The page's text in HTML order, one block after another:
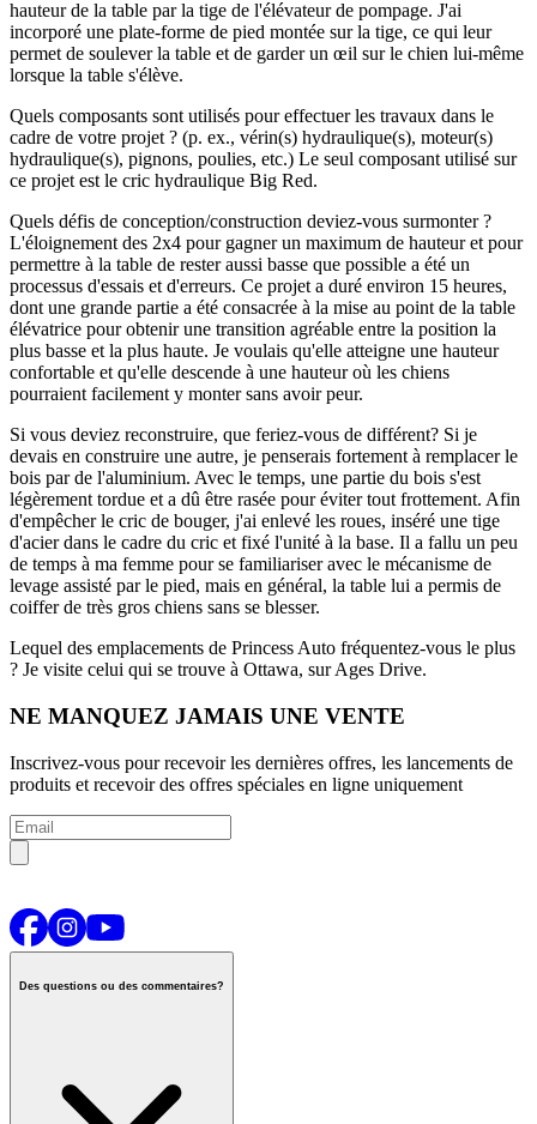
hauteur de la table par la tige de l'élévateur de pompage. J'ai
incorporé une plate-forme de pied montée sur la tige, ce qui leur
permet de soulever la table et de garder un œil sur le chien lui-même
lorsque la table s'élève.
Quels composants sont utilisés pour effectuer les travaux dans le
cadre de votre projet ? (p. ex., vérin(s) hydraulique(s), moteur(s)
hydraulique(s), pignons, poulies, etc.) Le seul composant utilisé sur
ce projet est le cric hydraulique Big Red.
Quels défis de conception/construction deviez-vous surmonter ?
L'éloignement des 2x4 pour gagner un maximum de hauteur et pour
permettre à la table de rester aussi basse que possible a été un
processus d'essais et d'erreurs. Ce projet a duré environ 15 heures,
dont une grande partie a été consacrée à la mise au point de la table
élévatrice pour obtenir une transition agréable entre la position la
plus basse et la plus haute. Je voulais qu'elle atteigne une hauteur
confortable et qu'elle descende à une hauteur où les chiens
pourraient facilement y monter sans avoir peur.
Si vous deviez reconstruire, que feriez-vous de différent? Si je
devais en construire une autre, je penserais fortement à remplacer le
bois par de l'aluminium. Avec le temps, une partie du bois s'est
légèrement tordue et a dû être rasée pour éviter tout frottement. Afin
d'empêcher le cric de bouger, j'ai enlevé les roues, inséré une tige
d'acier dans le cadre du cric et fixé l'unité à la base. Il a fallu un peu
de temps à ma femme pour se familiariser avec le mécanisme de
levage assisté par le pied, mais en général, la table lui a permis de
coiffer de très gros chiens sans se blesser.
Lequel des emplacements de Princess Auto fréquentez-vous le plus
? Je visite celui qui se trouve à Ottawa, sur Ages Drive.
NE MANQUEZ JAMAIS UNE VENTE
Inscrivez-vous pour recevoir les dernières offres, les lancements de
produits et recevoir des offres spéciales en ligne uniquement
Des questions ou des commentaires?